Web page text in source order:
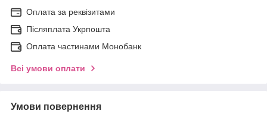
Оплата за реквізитами
Післяплата Укрпошта
Оплата частинами Монобанк
Всі умови оплати
Умови повернення